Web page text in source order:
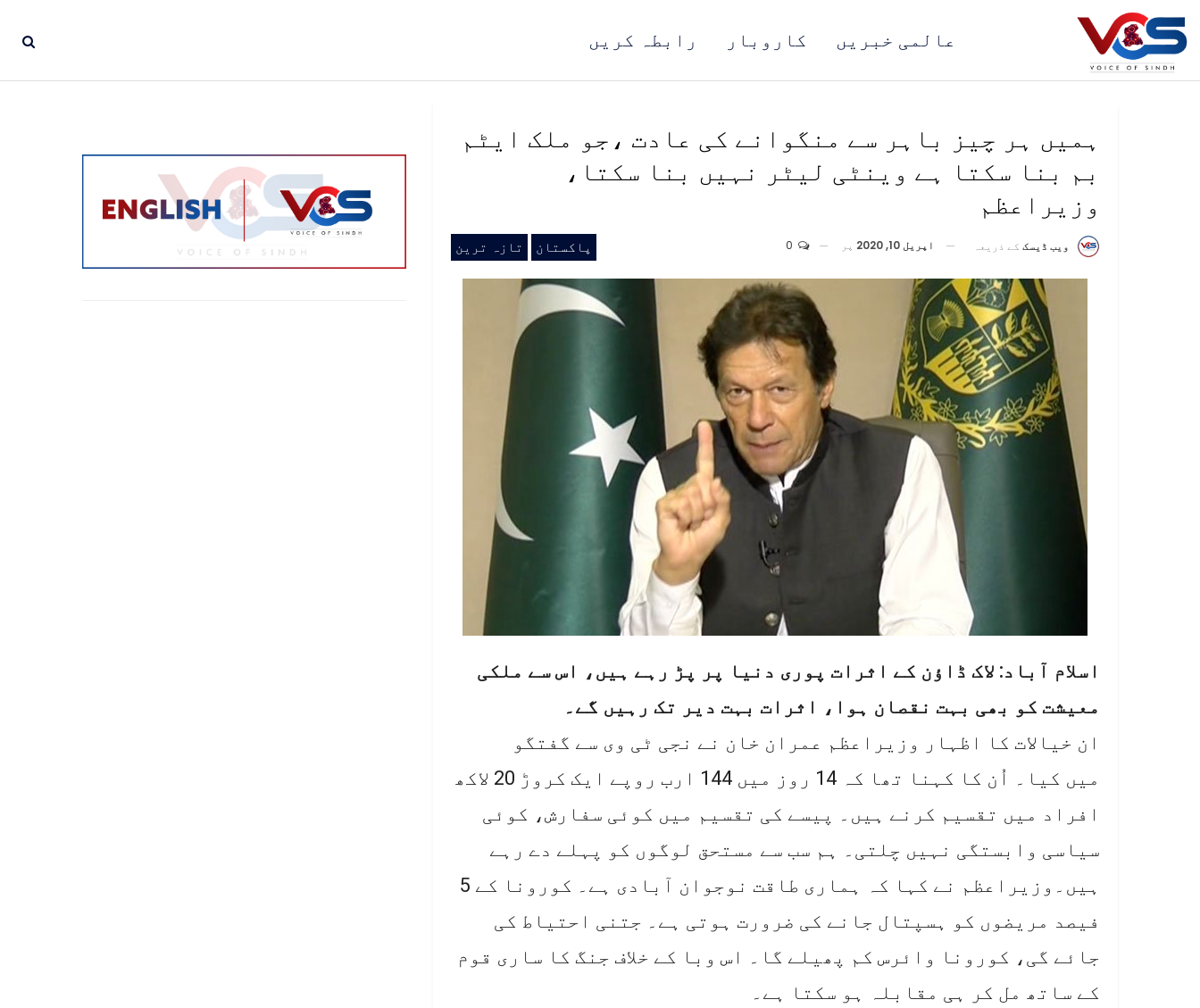
رابطہ کریں کاروبار عالمی خبریں
ہمیں ہر چیز باہر سے منگوانے کی عادت ،جو ملک ایٹم
بم بنا سکتا ہے وینٹی لیٹر نہیں بنا سکتا،
وزیراعظم
پاکستان تازہ ترین ویب ڈیسک کے ذریعہ اپریل 10, 2020 پر
اسلام آباد: لاک ڈاؤن کے اثرات پوری دنیا پر پڑ رہے ہیں، اس سے ملکی
معیشت کو بھی بہت نقصان ہوا، اثرات بہت دیر تک رہیں گے۔
ان خیالات کا اظہار وزیراعظم عمران خان نے نجی ٹی وی سے گفتگو
میں کیا۔ اُن کا کہنا تھا کہ 14 روز میں 144 ارب روپے ایک کروڑ 20 لاکھ
افراد میں تقسیم کرنے ہیں۔ پیسے کی تقسیم میں کوئی سفارش، کوئی
سیاسی وابستگی نہیں چلتی۔ ہم سب سے مستحق لوگوں کو پہلے دے رہے
ہیں۔وزیراعظم نے کہا کہ ہماری طاقت نوجوان آبادی ہے۔ کورونا کے 5
فیصد مریضوں کو ہسپتال جانے کی ضرورت ہوتی ہے۔ جتنی احتیاط کی
جائے گی، کورونا وائرس کم پھیلے گا۔ اس وبا کے خلاف جنگ کا ساری قوم
کے ساتھ مل کر ہی مقابلہ ہو سکتا ہے۔